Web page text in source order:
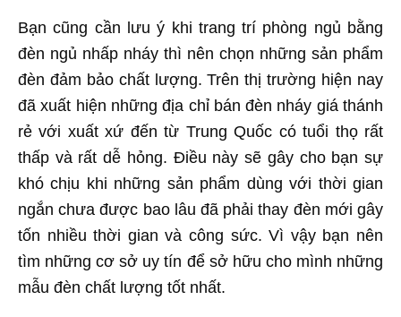
Bạn cũng cần lưu ý khi trang trí phòng ngủ bằng
đèn ngủ nhấp nháy thì nên chọn những sản phẩm
đèn đảm bảo chất lượng. Trên thị trường hiện nay
đã xuất hiện những địa chỉ bán đèn nháy giá thánh
rẻ với xuất xứ đến từ Trung Quốc có tuổi thọ rất
thấp và rất dễ hỏng. Điều này sẽ gây cho bạn sự
khó chịu khi những sản phẩm dùng với thời gian
ngắn chưa được bao lâu đã phải thay đèn mới gây
tốn nhiều thời gian và công sức. Vì vậy bạn nên
tìm những cơ sở uy tín để sở hữu cho mình những
mẫu đèn chất lượng tốt nhất.